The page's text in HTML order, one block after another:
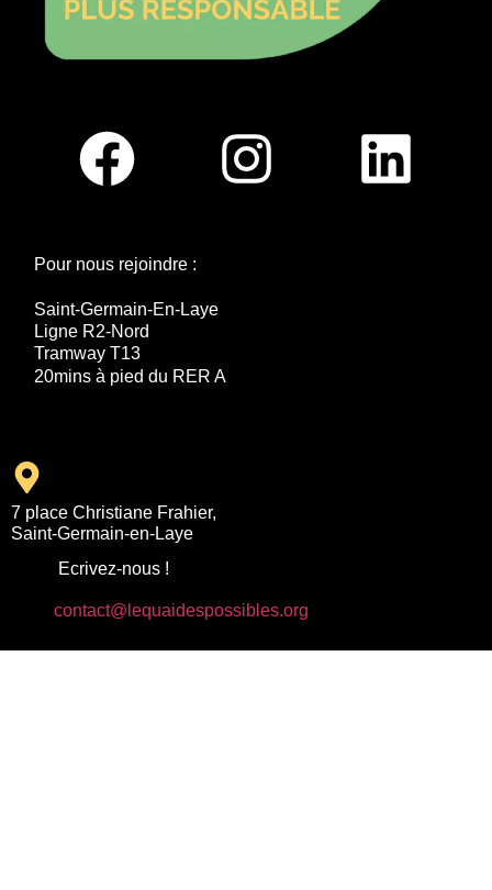
Pour nous rejoindre :
Saint-Germain-En-Laye
Ligne R2-Nord
Tramway T13
20mins à pied du RER A
7 place Christiane Frahier,
Saint-Germain-en-Laye
Ecrivez-nous !
contact@lequaidespossibles.org